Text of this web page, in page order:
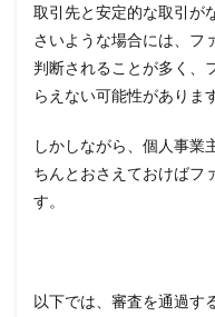
取引先と安定的な取引が
さいような場合には、フ
判断されることが多く、
らえない可能性がありま
しかしながら、個人事業
ちんとおさえておけばフ
す。
以下では、審査を通過す